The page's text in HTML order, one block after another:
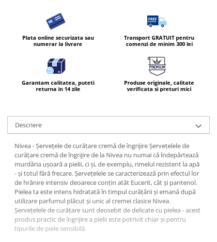
Saci Menajeri
Servetele Umede Multisuprfete
Ingrijire Personala
Ingrijirea corpului
Crema
Igiena orala
Ingrijire intima
Lotiune de corp
Produse pentru ras
Sapunuri
Spuma de baie
Ingrijirea parului
Balsam de par
Fixativ si spuma de par
Plata online securizata sau
numerar la livrare
Transport GRATUIT pentru
comenzi de minim 300 lei
Garantam calitatea, puteti
returna in 14 zile
Produse originale, calitate
verificata si preturi mici
Descriere
Nivea - Șervețele de curățare cremă de îngrijire Șervețelele de
curățare cremă de îngrijire de la Nivea nu numai că îndepărtează
murdăria ușoară a pielii, ci și, de exemplu, rimelul rezistent la apă
- și totul fără frecare. Șervețelele se caracterizează prin efectul lor
de hrănire intensiv deoarece conțin atât Eucerit, cât și pantenol.
Pielea ta este intens hidratată în timpul curățării și emană după
utilizare parfumul plăcut și unic al cremei clasice Nivea.
Șervețelele de curățare sunt deosebit de delicate cu pielea - acest
produs practic de îngrijire a pielii este potrivit chiar și pentru
tipurile de piele sensibilă.